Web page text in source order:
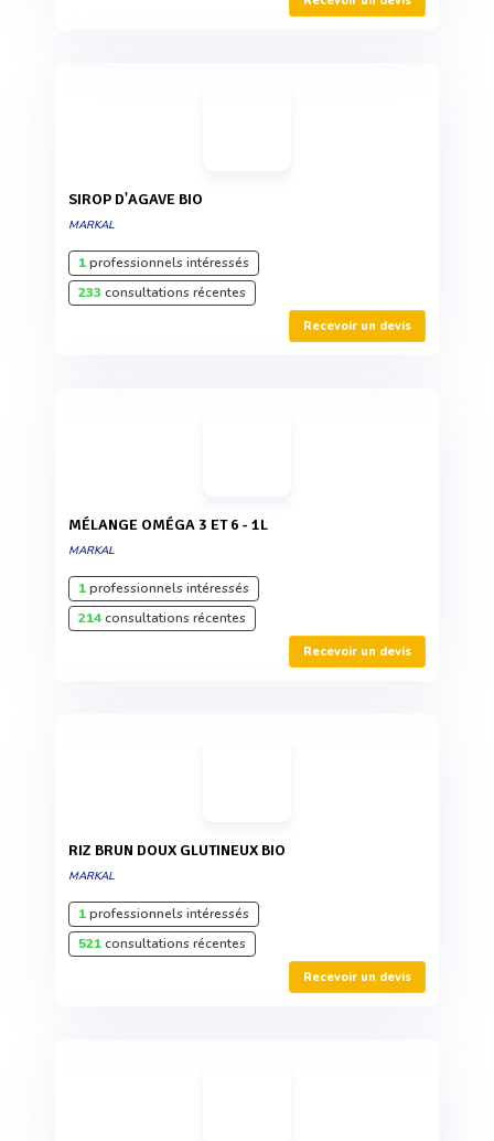
SIROP D'AGAVE BIO
MARKAL
1professionnels intéressés
233 consultations récentes
Recevoir un devis
MÉLANGE OMÉGA 3 ET 6 - 1L
MARKAL
1professionnels intéressés
214consultations récentes
Recevoir un devis
RIZ BRUN DOUX GLUTINEUX BIO
MARKAL
1professionnels intéressés
521consultations récentes
Recevoir un devis